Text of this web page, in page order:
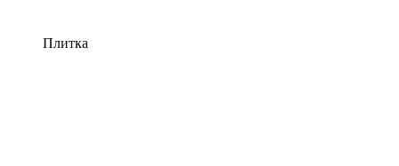
Плитка